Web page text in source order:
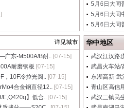
5月6日大同
5月6日大同
5月6日大同
详见城市
东-M500A/B耐.. [07-15]
耐磨钢板 [07-15]
，10F冷拉光圆.. [07-15]
合金钢直径12.. [07-15]
E,Q420q】低合.. [07-15]
华中地区
武汉江汉路
武昌火车站/
东湖高新-
青山区高信
武汉三镇民